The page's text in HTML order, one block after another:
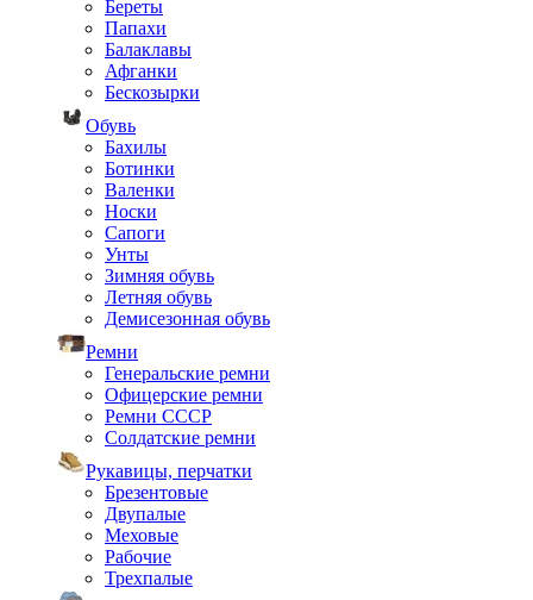
Береты
Папахи
Балаклавы
Афганки
Бескозырки
Обувь
Бахилы
Ботинки
Валенки
Носки
Сапоги
Унты
Зимняя обувь
Летняя обувь
Демисезонная обувь
Ремни
Генеральские ремни
Офицерские ремни
Ремни СССР
Солдатские ремни
Рукавицы, перчатки
Брезентовые
Двупалые
Меховые
Рабочие
Трехпалые